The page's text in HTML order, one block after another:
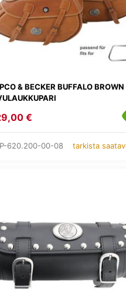
& BECKER BUFFALO BROWN
€
620.200-00-08 tarkista